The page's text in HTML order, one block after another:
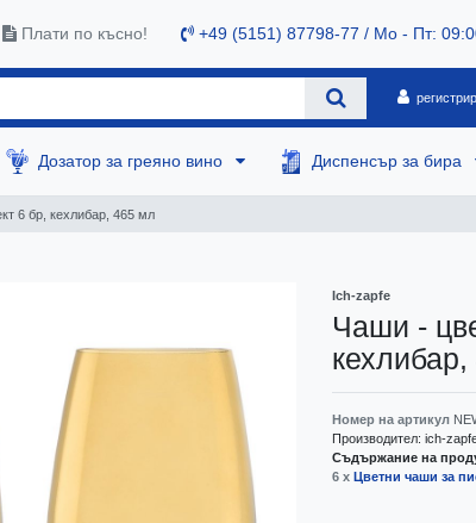
Плати по късно! +49 (5151) 87798-77 / Mo - Пт:
Дозатор за греяно вино Диспенсър за бира
6 бр, кехлибар, 465 мл
Ich-zapfe
Чаши -
Номер на артикул
Производител: ich-
Съдържание на
6 x Цветни чаши за